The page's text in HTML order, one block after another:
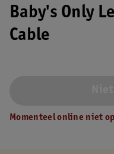
Baby's Only
Cable
Momenteel online niet